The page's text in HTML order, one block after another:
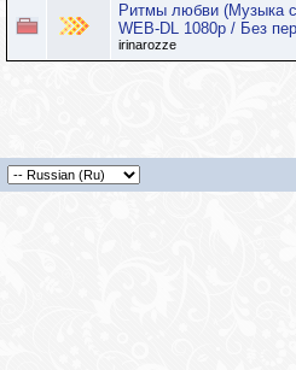
Ритмы любви (Музыка
WEB-DL 1080p / Без
irinarozze